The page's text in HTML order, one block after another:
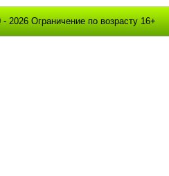
2026 Ограничение по возрасту 16+